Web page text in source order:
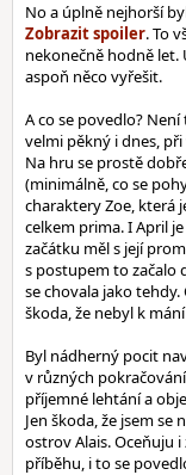
No a úplně nejhorší
. To
nekonečně hodně let.
aspoň něco vyřešit.
A co se povedlo?
velmi pěkný i dnes,
Na hru se prostě
(minimálně, co se
charaktery Zoe, která
celkem prima. I April
začátku měl s její
s postupem to začalo
se chovala jako tehdy.
škoda, že nebyl k
Byl nádherný pocit
v různých
příjemné lehtání a
Jen škoda, že jsem
ostrov Alais. Oceňuju
příběhu, i to se